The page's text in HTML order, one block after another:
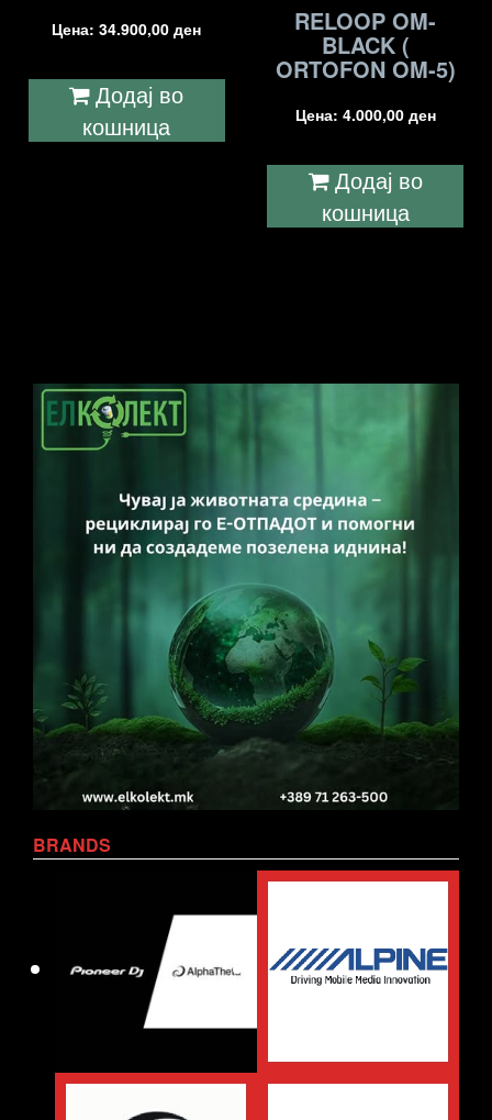
Цена:34.900,00ден
Додај во
кошница
RELOOP OM-
BLACK (
ORTOFON OM-5)
Цена: 4.000,00 ден
Додај во
кошница
BRANDS